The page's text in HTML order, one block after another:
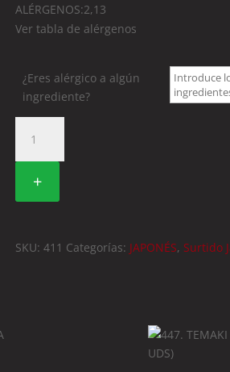
ALÉRGENOS:2,13
Ver tabla de alérgenos
¿Eres alérgico a algún
ingrediente?
FUTOMAKI
TEMPURIZADO
POLLO
+
SKU:411 Categorías: JAPONÉS, Surtido